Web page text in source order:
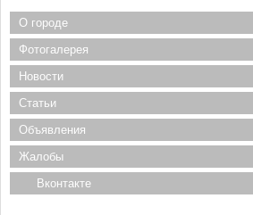
О городе
Фотогалерея
Новости
Статьи
Объявления
Жалобы
Вконтакте